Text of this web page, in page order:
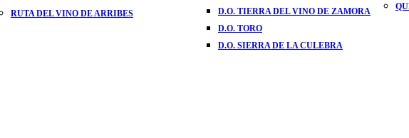
RUTA DEL VINO DE ARRIBES
D.O. TIERRA DEL VINO DE ZAMORA
D.O. TORO
D.O. SIERRA DE LA CULEBRA